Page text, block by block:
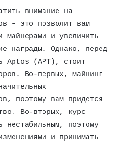
внимание на
– это позволит вам
майнерами и увеличить
награды. Однако, перед
Aptos (APT), стоит
Во-первых, майнинг
поэтому вам придется
Во-вторых, курс
нестабильным, поэтому
и принимать